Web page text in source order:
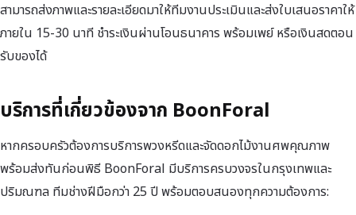
สามารถส่งภาพและรายละเอียดมาให้ทีมงานประเมินและส่งใบเสนอราคาให้
ภายใน 15-30 นาที ชำระเงินผ่านโอนธนาคาร พร้อมเพย์ หรือเงินสดตอน
รับของได้
บริการที่เกี่ยวข้องจาก BoonForal
หากครอบครัวต้องการบริการพวงหรีดและจัดดอกไม้งานศพคุณภาพ
พร้อมส่งทันก่อนพิธี BoonForal มีบริการครบวงจรในกรุงเทพและ
ปริมณฑล ทีมช่างฝีมือกว่า 25 ปี พร้อมตอบสนองทุกความต้องการ: